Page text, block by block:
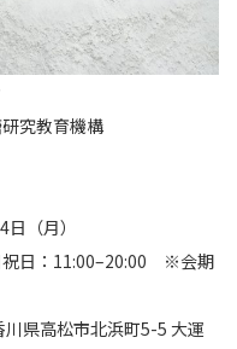
究教育機構
（月）
祝日：11:00–20:00 ※会期
県高松市北浜町5-5 大運